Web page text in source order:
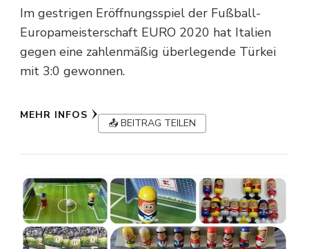
Im gestrigen Eröffnungsspiel der Fußball-
Europameisterschaft EURO 2020 hat Italien
gegen eine zahlenmäßig überlegende Türkei
mit 3:0 gewonnen.
MEHR INFOS
📤 BEITRAG TEILEN